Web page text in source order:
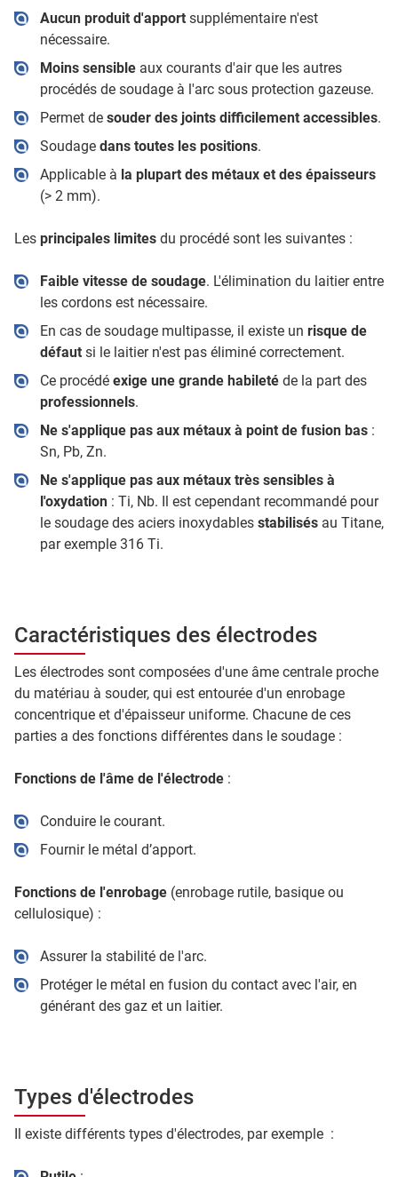
Aucun produit d'apportsupplémentaire n'est
nécessaire.
Moins sensibleaux courants d'air que les autres
procédés de soudage à l'arc sous protection gazeuse.
Permet de souder des joints difficilement accessibles.
Soudage dans toutes les positions.
Applicable à la plupart des métaux et des épaisseurs
(> 2 mm).
Les principales limites du procédé sont les suivantes :
Faible vitesse de soudage. L'élimination du laitier entre
les cordons est nécessaire.
En cas de soudage multipasse, il existe un risque de
défautsi le laitier n'est pas éliminé correctement.
Ce procédé exige une grande habiletéde la part des
professionnels.
Ne s'applique pas aux métaux à point de fusion bas :
Sn, Pb, Zn.
Ne s'applique pas aux métaux très sensibles à
l'oxydation: Ti, Nb. Il est cependant recommandé pour
le soudage des aciers inoxydables stabilisés au Titane,
par exemple 316 Ti.
Caractéristiques des électrodes
Les électrodes sont composées d'une âme centrale proche
du matériau à souder, qui est entourée d'un enrobage
concentrique et d'épaisseur uniforme. Chacune de ces
parties a des fonctions différentes dans le soudage :
Fonctions de l'âme de l'électrode :
Conduire le courant.
Fournir le métal d’apport.
Fonctions de l'enrobage (enrobage rutile, basique ou
cellulosique) :
Assurer la stabilité de l'arc.
Protéger le métal en fusion du contact avec l'air, en
générant des gaz et un laitier.
Types d'électrodes
Il existe différents types d'électrodes, par exemple :